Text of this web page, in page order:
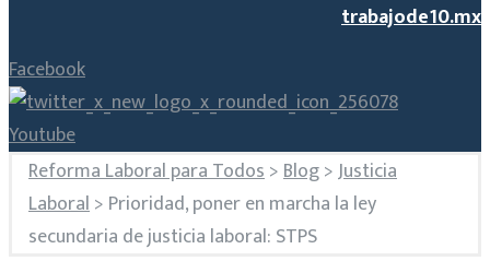
trabajode10.mx
Facebook
Youtube
Reforma Laboral para Todos>Blog>Justicia
Laboral> Prioridad, poner en marcha la ley
secundaria de justicia laboral: STPS